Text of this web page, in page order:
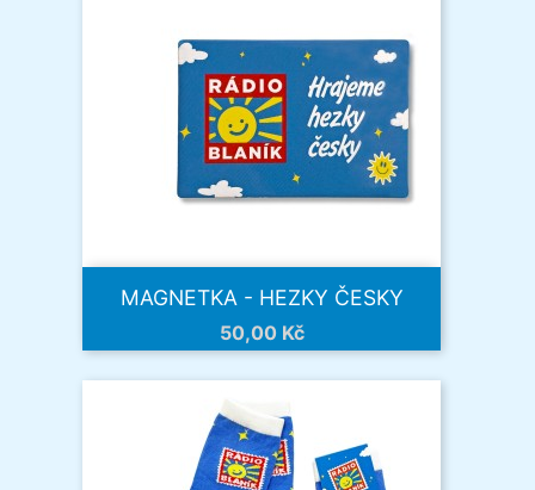
MAGNETKA - HEZKY ČESKY
Cena
50,00 Kč